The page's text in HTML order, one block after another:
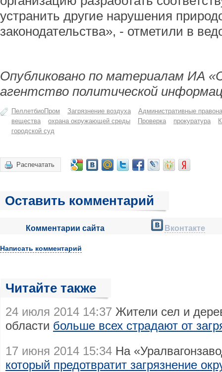
устранить другие нарушения
законодательства», - отметили в
Опубликовано по материалам ИА
агентство политической
ПеллетбиоПром Загрязнение воздуха
Административные
вещества
охрана окружающей среды Проверка прокуратура
городской суд
Распечатать
Оставить комментарий
Комментарии сайта Вконтакте
Написать комментарий
Читайте также
24 июля 2014 14:37 Жители сел и
области больше всех страдают от
17 июня 2014 15:34 На
который предотвратит загрязнение